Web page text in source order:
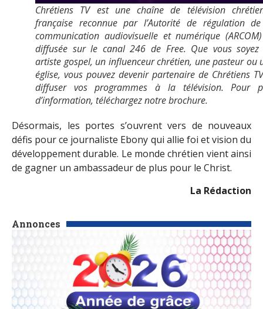
Annonces
Chrétiens TV est une chaîne de télévision
française reconnue par l’Autorité de régulation
communication audiovisuelle et numérique
diffusée sur le canal 246 de Free. Que vous
artiste gospel, un influenceur chrétien, une pasteur ou
église, vous pouvez devenir partenaire de Chrétiens
diffuser vos programmes à la télévision. Pour
d’information, téléchargez notre brochure.
Désormais, les portes s’ouvrent vers de nouveaux
défis pour ce journaliste Ebony qui allie foi et vision du
développement durable. Le monde chrétien vient ainsi
de gagner un ambassadeur de plus pour le Christ.
La Rédaction